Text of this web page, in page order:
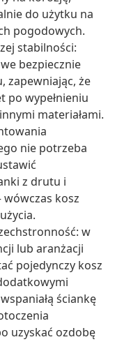
do użytku na
pogodowych.
stabilności:
bezpiecznie
zapewniając, że
po wypełnieniu
materiałami.
nie potrzeba
z drutu i
kosz
w
lub aranżacji
pojedynczy kosz
ściankę
uzyskać ozdobę